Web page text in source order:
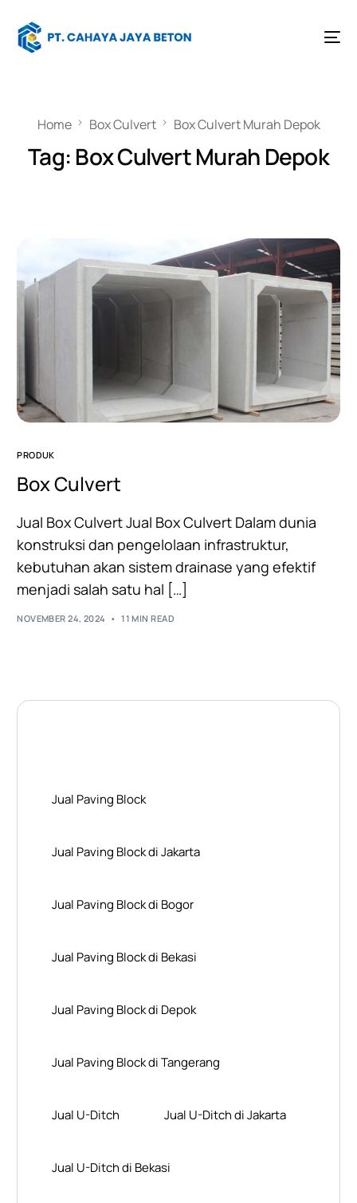
Home Box Culvert Box Culvert Murah Depok
Tag: Box Culvert Murah Depok
PRODUK
Box Culvert
Jual Box Culvert Jual Box Culvert Dalam dunia
konstruksi dan pengelolaan infrastruktur,
kebutuhan akan sistem drainase yang efektif
menjadi salah satu hal […]
NOVEMBER 24, 2024 11 MIN READ
Jual Paving Block
Jual Paving Block di Jakarta
Jual Paving Block di Bogor
Jual Paving Block di Bekasi
Jual Paving Block di Depok
Jual Paving Block di Tangerang
Jual U-Ditch Jual U-Ditch di Jakarta
Jual U-Ditch di Bekasi